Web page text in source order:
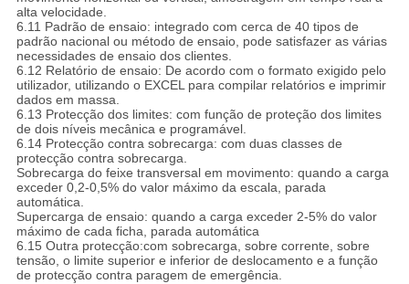
alta velocidade.
6.11 Padrão de ensaio: integrado com cerca de 40 tipos de
padrão nacional ou método de ensaio, pode satisfazer as várias
necessidades de ensaio dos clientes.
6.12 Relatório de ensaio: De acordo com o formato exigido pelo
utilizador, utilizando o EXCEL para compilar relatórios e imprimir
dados em massa.
6.13 Protecção dos limites: com função de proteção dos limites
de dois níveis mecânica e programável.
6.14 Protecção contra sobrecarga: com duas classes de
protecção contra sobrecarga.
Sobrecarga do feixe transversal em movimento: quando a carga
exceder 0,2-0,5% do valor máximo da escala, parada
automática.
Supercarga de ensaio: quando a carga exceder 2-5% do valor
máximo de cada ficha, parada automática
6.15 Outra protecção:com sobrecarga, sobre corrente, sobre
tensão, o limite superior e inferior de deslocamento e a função
de protecção contra paragem de emergência.